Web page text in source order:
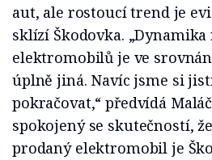
aut, ale rostoucí trend je
sklízí Škodovka.
elektromobilů je ve
úplně jiná. Navíc jsme si
pokračovat,“ předvídá
spokojený se skutečností,
prodaný elektromobil je